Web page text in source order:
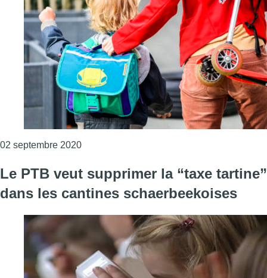
02 septembre 2020Consulter l'article "Forest : une alternative
Le PTB veut supprimer la “taxe tartine”
dans les cantines schaerbeekoises